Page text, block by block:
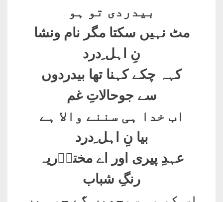
بیدردی تو ہو
مٹ نہیں سکتا مگر نام ونشا
نِ اہل ِدرد
کہہ چکے کہنا تھا بیدردوں
سے جوحالاتِ غم
اب خدا ہی سننے والا ہے
بیا نِ اہل ِدرد
عہدِ پیری اور اے مختاؔریہ
رنگِ شباب